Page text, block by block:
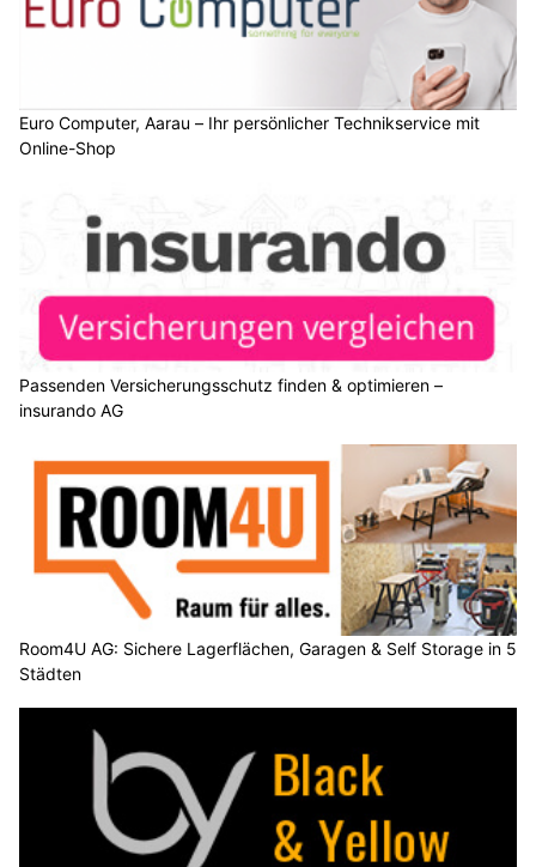
Euro Computer, Aarau – Ihr persönlicher Technikservice mit
Online-Shop
Passenden Versicherungsschutz finden & optimieren –
insurando AG
Room4U AG: Sichere Lagerflächen, Garagen & Self Storage in 5
Städten